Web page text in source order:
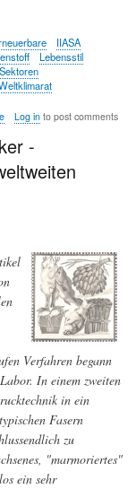
IIASA
Lebensstil
Sektoren
about
Eindämmung
des
Klimawandels
-
Sachstandsbericht)
Log into post comments
-
Verfahren begann
In einem zweiten
in ein
Fasern
zu
"marmoriertes"
ein sehr